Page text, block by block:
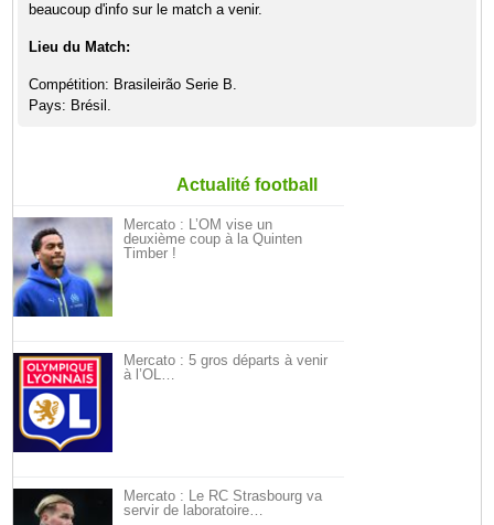
beaucoup d'info sur le match a venir.
Lieu du Match:
Compétition: Brasileirão Serie B.
Pays: Brésil.
Actualité football
Mercato : L’OM vise un
deuxième coup à la Quinten
Timber !
Mercato : 5 gros départs à venir
à l’OL…
Mercato : Le RC Strasbourg va
servir de laboratoire…